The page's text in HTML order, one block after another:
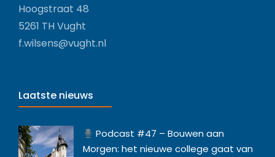
Hoogstraat 48
5261 TH Vught
f.wilsens@vught.nl
Laatste nieuws
Podcast #47 – Bouwen aan
Morgen: het nieuwe college gaat van